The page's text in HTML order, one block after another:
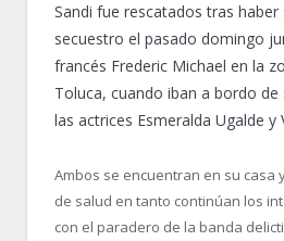
Sandi fue rescatados tras
secuestro el pasado domingo
francés Frederic Michael en la
Toluca, cuando iban a bordo
las actrices Esmeralda Ugalde y
Ambos se encuentran en su casa
de salud en tanto continúan los
con el paradero de la banda